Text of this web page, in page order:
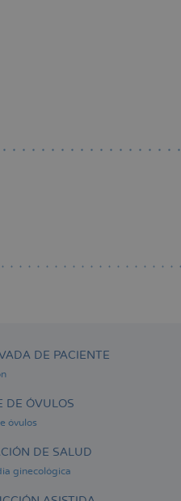
DE PACIENTE
DE ÓVULOS
óvulos
DE SALUD
ginecológica